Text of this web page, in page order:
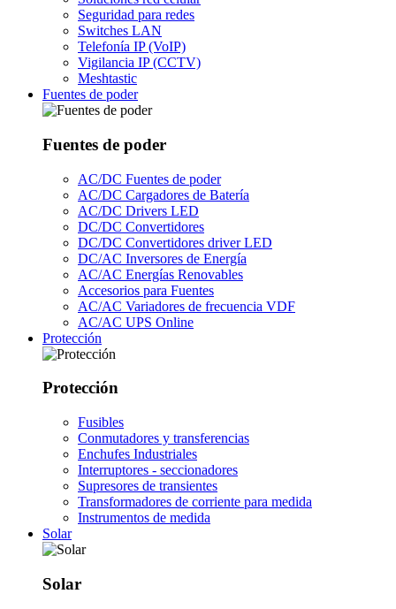
Seguridad para redes
Switches LAN
Telefonía IP (VoIP)
Vigilancia IP (CCTV)
Meshtastic
Fuentes de poder
Fuentes de poder
AC/DC Fuentes de poder
AC/DC Cargadores de Batería
AC/DC Drivers LED
DC/DC Convertidores
DC/DC Convertidores driver LED
DC/AC Inversores de Energía
AC/AC Energías Renovables
Accesorios para Fuentes
AC/AC Variadores de frecuencia VDF
AC/AC UPS Online
Protección
Protección
Fusibles
Conmutadores y transferencias
Enchufes Industriales
Interruptores - seccionadores
Supresores de transientes
Transformadores de corriente para medida
Instrumentos de medida
Solar
Solar